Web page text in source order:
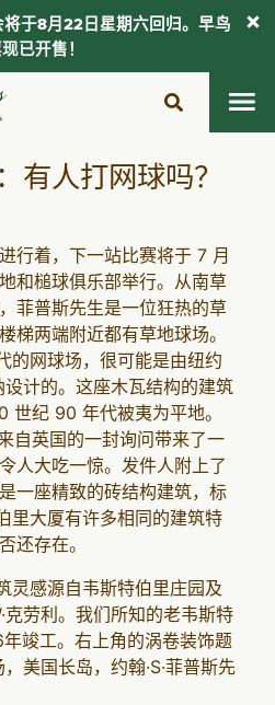
有人打网球吗？
行着，下一站比赛将于 7 月
和槌球俱乐部举行。从南草
菲普斯先生是一位狂热的草
梯两端附近都有草地球场。
网球场，很可能是由纽约
设计的。这座木瓦结构的建筑
世纪 90 年代被夷为平地。
自英国的一封询问带来了一
人大吃一惊。发件人附上了
一座精致的砖结构建筑，标
里大厦有许多相同的建筑特
还存在。
灵感源自韦斯特伯里庄园及
克劳利。我们所知的老韦斯特
竣工。右上角的涡卷装饰题
美国长岛，约翰·S·菲普斯先
于8月22日星期六回归。早鸟
已开售！